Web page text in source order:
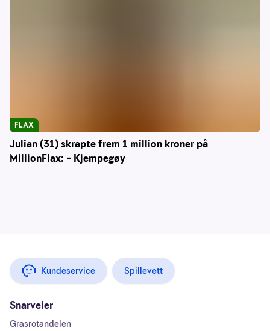
Julian (31) skrapte frem 1 million kroner på
MillionFlax: – Kjempegøy
FLAX
Kundeservice Spillevett
Snarveier
Grasrotandelen